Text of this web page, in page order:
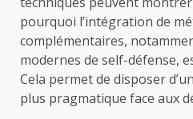
pourquoi l’intégration de
complémentaires,
modernes de self-défense,
Cela permet de disposer
plus pragmatique face aux